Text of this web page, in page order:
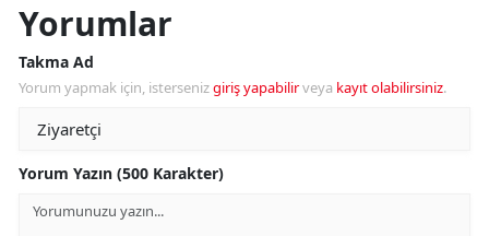
Yorumlar
Takma Ad
Yorum yapmak için, istersenizgiriş yapabilirveya kayıt olabilirsiniz.
Yorum Yazın (500 Karakter)